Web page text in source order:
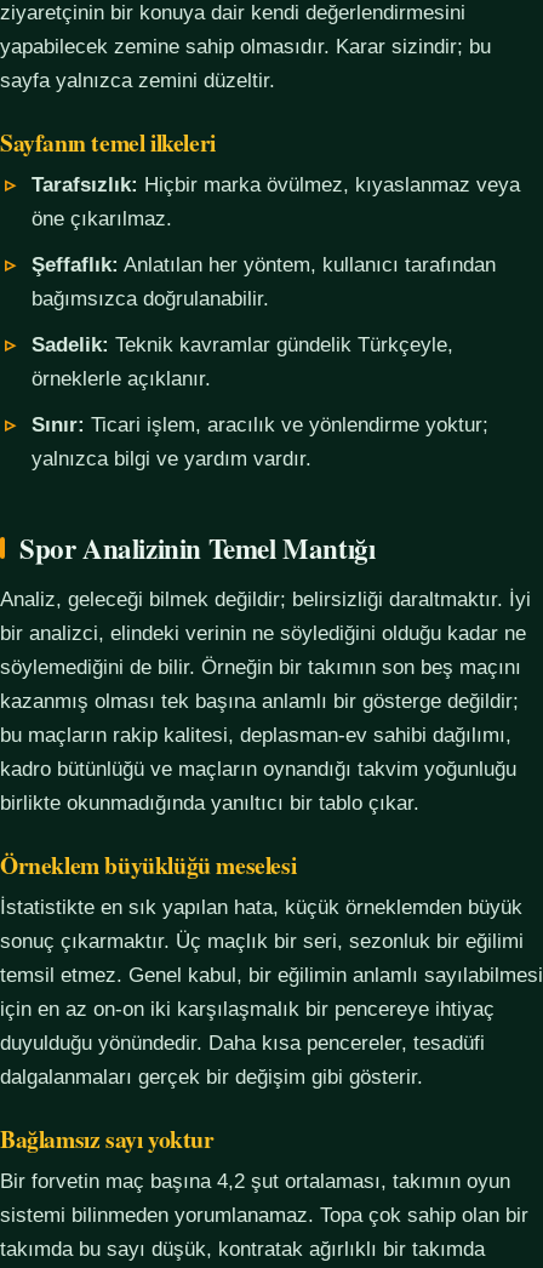
ziyaretçinin bir konuya dair kendi değerlendirmesini
yapabilecek zemine sahip olmasıdır. Karar sizindir; bu
sayfa yalnızca zemini düzeltir.
Sayfanın temel ilkeleri
Tarafsızlık: Hiçbir marka övülmez, kıyaslanmaz veya
öne çıkarılmaz.
Şeffaflık: Anlatılan her yöntem, kullanıcı tarafından
bağımsızca doğrulanabilir.
Sadelik: Teknik kavramlar gündelik Türkçeyle,
örneklerle açıklanır.
Sınır: Ticari işlem, aracılık ve yönlendirme yoktur;
yalnızca bilgi ve yardım vardır.
Spor Analizinin Temel Mantığı
Analiz, geleceği bilmek değildir; belirsizliği daraltmaktır. İyi
bir analizci, elindeki verinin ne söylediğini olduğu kadar ne
söylemediğini de bilir. Örneğin bir takımın son beş maçını
kazanmış olması tek başına anlamlı bir gösterge değildir;
bu maçların rakip kalitesi, deplasman-ev sahibi dağılımı,
kadro bütünlüğü ve maçların oynandığı takvim yoğunluğu
birlikte okunmadığında yanıltıcı bir tablo çıkar.
Örneklem büyüklüğü meselesi
İstatistikte en sık yapılan hata, küçük örneklemden büyük
sonuç çıkarmaktır. Üç maçlık bir seri, sezonluk bir eğilimi
temsil etmez. Genel kabul, bir eğilimin anlamlı sayılabilmesi
için en az on-on iki karşılaşmalık bir pencereye ihtiyaç
duyulduğu yönündedir. Daha kısa pencereler, tesadüfi
dalgalanmaları gerçek bir değişim gibi gösterir.
Bağlamsız sayı yoktur
Bir forvetin maç başına 4,2 şut ortalaması, takımın oyun
sistemi bilinmeden yorumlanamaz. Topa çok sahip olan bir
takımda bu sayı düşük, kontratak ağırlıklı bir takımda